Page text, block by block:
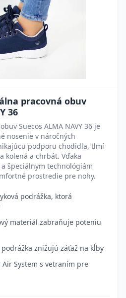
pracovná obuv
36
Suecos ALMA NAVY 36 je
nosenie v náročných
podporu chodidla, tlmí
kolená a chrbát. Vďaka
špeciálnym technológiám
prostredie pre nohy.
podrážka, ktorá
materiál zabraňuje poteniu
znižujú záťaž na kĺby
System s vetraním pre